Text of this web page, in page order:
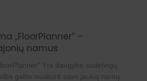
„FloorPlanner” –
namus
Yra daugybė sudėtingų
galite susikurti savo jaukių namų